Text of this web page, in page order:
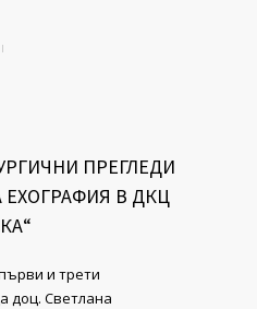
ПРЕГЛЕДИ
В ДКЦ
и трети
доц. Светлана